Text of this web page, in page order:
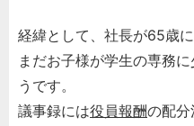
経緯として、社長が65歳
まだお子様が学生の専務
うです。
議事録には役員報酬の配分